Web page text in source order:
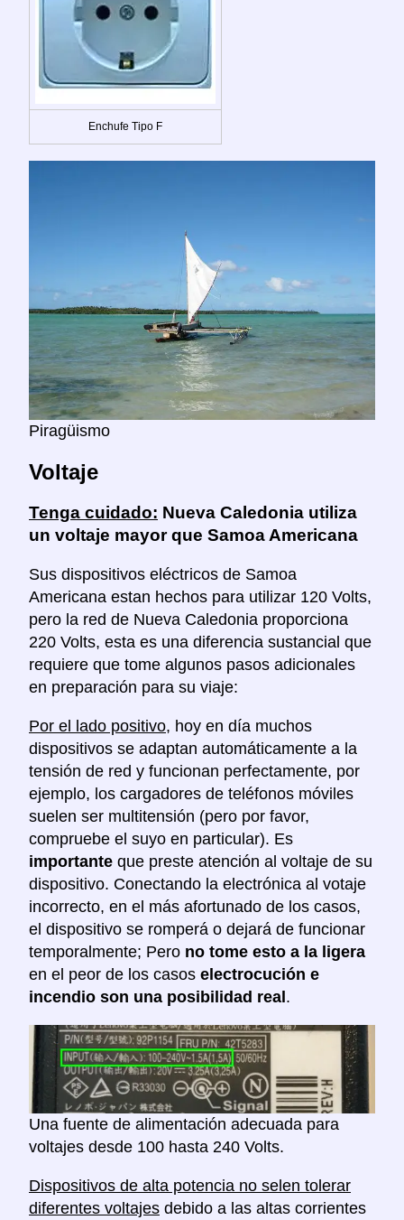
Enchufe Tipo F
Piragüismo
Voltaje
Tenga cuidado: Nueva Caledonia utiliza
un voltaje mayor que Samoa Americana
Sus dispositivos eléctricos de Samoa
Americana estan hechos para utilizar 120 Volts,
pero la red de Nueva Caledonia proporciona
220 Volts, esta es una diferencia sustancial que
requiere que tome algunos pasos adicionales
en preparación para su viaje:
Por el lado positivo, hoy en día muchos
dispositivos se adaptan automáticamente a la
tensión de red y funcionan perfectamente, por
ejemplo, los cargadores de teléfonos móviles
suelen ser multitensión (pero por favor,
compruebe el suyo en particular). Es
importante que preste atención al voltaje de su
dispositivo. Conectando la electrónica al votaje
incorrecto, en el más afortunado de los casos,
el dispositivo se romperá o dejará de funcionar
temporalmente; Pero no tome esto a la ligera
en el peor de los casos electrocución e
incendio son una posibilidad real.
Una fuente de alimentación adecuada para
voltajes desde 100 hasta 240 Volts.
Dispositivos de alta potencia no selen tolerar
diferentes voltajes debido a las altas corrientes